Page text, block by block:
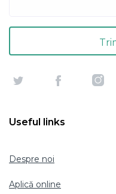
Useful links
Despre noi
Aplică online